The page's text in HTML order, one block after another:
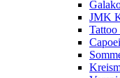
JMK
Tattoo